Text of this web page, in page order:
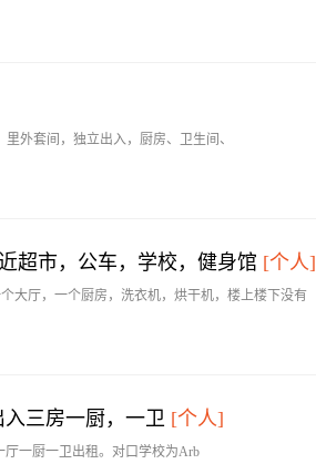
里外套间，独立出入，厨房、卫生间、
超市，公车，学校，健身馆 [个人]
大厅，一个厨房，洗衣机，烘干机，楼上楼下没有
入三房一厨，一卫 [个人]
厅一厨一卫出租。对口学校为Arb